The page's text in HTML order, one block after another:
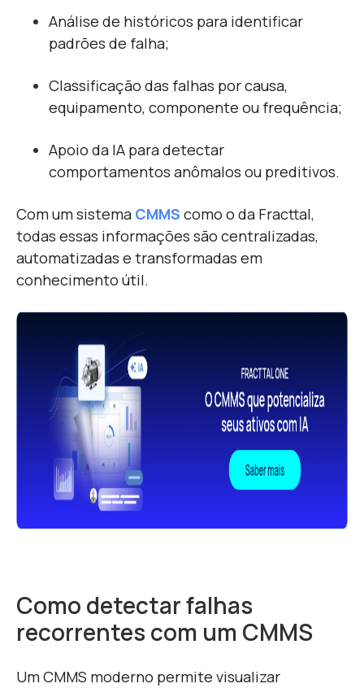
Análise de históricos para identificar
padrões de falha;
Classificação das falhas por causa,
equipamento, componente ou frequência;
Apoio da IA para detectar
comportamentos anômalos ou preditivos.
Com um sistema CMMS como o da Fracttal,
todas essas informações são centralizadas,
automatizadas e transformadas em
conhecimento útil.
Como detectar falhas
recorrentes com um CMMS
Um CMMS moderno permite visualizar